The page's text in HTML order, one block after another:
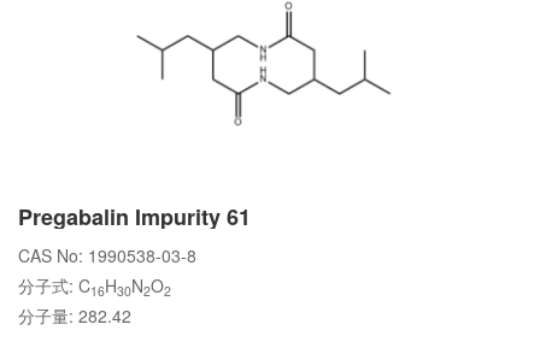
Pregabalin Impurity 61
CAS No: 1990538-03-8
分子式: C16H30N2O2
分子量: 282.42